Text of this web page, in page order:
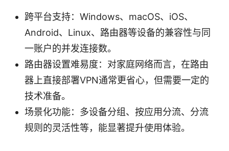
跨平台支持：Windows、macOS、iOS、
Android、Linux、路由器等设备的兼容性与同
一账户的并发连接数。
路由器设置难易度：对家庭网络而言，在路由
器上直接部署VPN通常更省心，但需要一定的
技术准备。
场景化功能：多设备分组、按应用分流、分流
规则的灵活性等，能显著提升使用体验。